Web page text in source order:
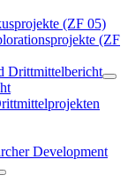
(ZF 05)
(ZF
Drittmittelbericht
Development